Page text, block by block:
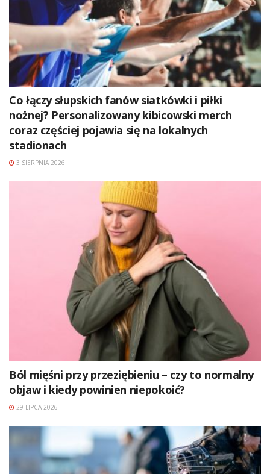
Co łączy słupskich fanów siatkówki i piłki
nożnej? Personalizowany kibicowski merch
coraz częściej pojawia się na lokalnych
stadionach
3 SIERPNIA 2026
Ból mięśni przy przeziębieniu – czy to normalny
objaw i kiedy powinien niepokoić?
29 LIPCA 2026